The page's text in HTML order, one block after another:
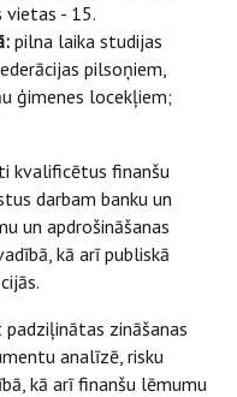
vietas - 15.
pilna laika studijas
pilsoņiem,
ģimenes locekļiem;
kvalificētus finanšu
darbam banku un
un apdrošināšanas
kā arī publiskā
zināšanas
analīzē, risku
kā arī finanšu lēmumu